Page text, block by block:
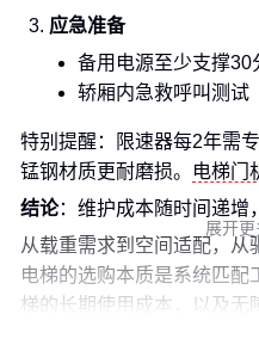
应急准备
备用电源至少支撑30
轿厢内急救呼叫测试
特别提醒：限速器每2年需专
锰钢材质更耐磨损。
电梯门
结论：维护成本随时间递增
从载重需求到空间适配，
电梯的选购本质是系统匹
梯的长期使用成本，以及无
展开